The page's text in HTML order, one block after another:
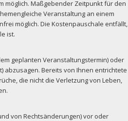
möglich. Maßgebender Zeitpunkt für den
Veranstaltung an einem
möglich. Die Kostenpauschale entfällt,
ist.
geplanten Veranstaltungstermin) oder
abzusagen. Bereits von Ihnen entrichtete
die nicht die Verletzung von Leben,
von Rechtsänderungen) vor oder